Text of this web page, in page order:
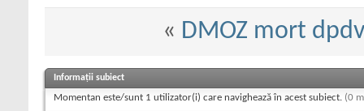
« DMOZ mort
Informații subiect
Momentan este/sunt 1 utilizator(i) care navighează în acest subiect. (0